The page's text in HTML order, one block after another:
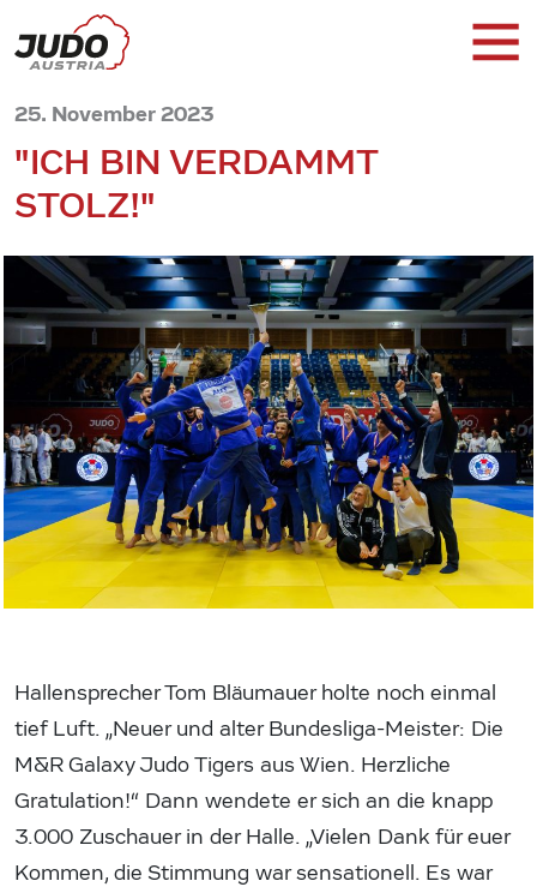
25. November 2023
"ICH BIN VERDAMMT
STOLZ!"
Hallensprecher Tom Bläumauer holte noch einmal
tief Luft. „Neuer und alter Bundesliga-Meister: Die
M&R Galaxy Judo Tigers aus Wien. Herzliche
Gratulation!“ Dann wendete er sich an die knapp
3.000 Zuschauer in der Halle. „Vielen Dank für euer
Kommen, die Stimmung war sensationell. Es war